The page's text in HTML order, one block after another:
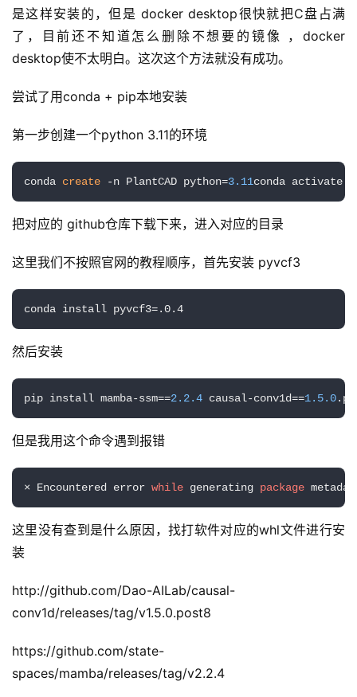
I
实
干
运
记
录
是这样安装的，但是 docker desktop很快就把C盘占满
了，目前还不知道怎么删除不想要的镜像 ，docker
desktop使不太明白。这次这个方法就没有成功。
尝试了用conda + pip本地安装
第一步创建一个python 3.11的环境
conda create -n PlantCAD python=3.11conda activate
把对应的 github仓库下载下来，进入对应的目录
这里我们不按照官网的教程顺序，首先安装 pyvcf3
conda install pyvcf3=.0.4
然后安装
pip install mamba-ssm==2.2.4 causal-conv1d==1.5.0
但是我用这个命令遇到报错
× Encountered error while generating package
这里没有查到是什么原因，找打软件对应的whl文件进行安
装
http://github.com/Dao-AILab/causal-
conv1d/releases/tag/v1.5.0.post8
https://github.com/state-
spaces/mamba/releases/tag/v2.2.4